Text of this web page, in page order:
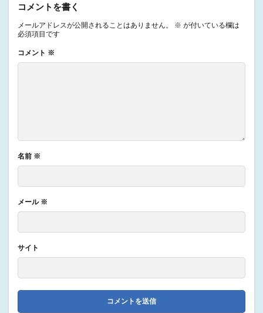
コメントを書く
メールアドレスが公開されることはありません。 ※ が付いている欄は
必須項目です
コメント ※
名前 ※
メール ※
サイト